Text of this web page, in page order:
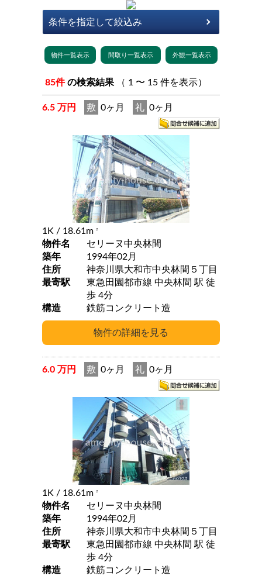
85件 の検索結果 （ 1 〜 15 件を表示）
6.5 万円 敷 0ヶ月 礼 0ヶ月
1K / 18.61m 2
物件名
セリーヌ中央林間
築年
1994年02月
住所
神奈川県大和市中央林間５丁目
最寄駅
東急田園都市線 中央林間 駅 徒
歩 4分
構造
鉄筋コンクリート造
6.0 万円 敷 0ヶ月 礼 0ヶ月
1K / 18.61m 2
物件名
セリーヌ中央林間
築年
1994年02月
住所
神奈川県大和市中央林間５丁目
最寄駅
東急田園都市線 中央林間 駅 徒
歩 4分
構造
鉄筋コンクリート造